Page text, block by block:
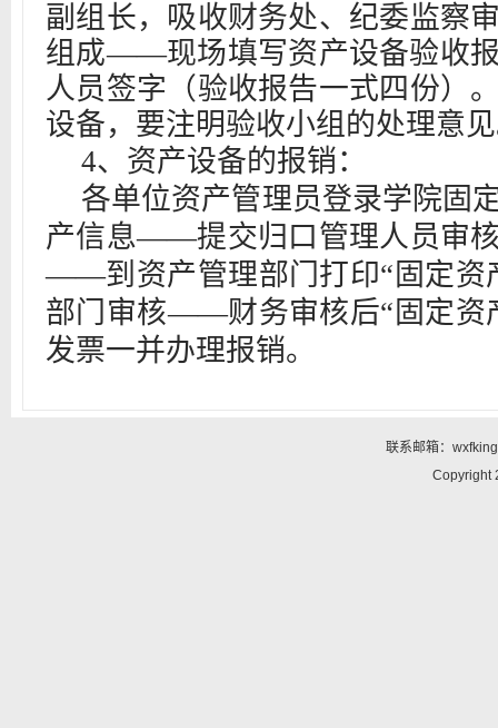
副组长，吸收财务处、纪委监察
组成——现场填写资产设备验收
人员签字（验收报告一式四份）
设备，要注明验收小组的处理意
4、资产设备的报销：
各单位资产管理员登录学院固
产信息——提交归口管理人员审
——到资产管理部门打印“固定资
部门审核——财务审核后“固定资
发票一并办理报销。
联系邮箱：
Copyright